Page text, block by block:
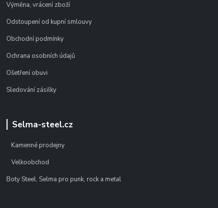
Výměna, vrácení zboží
Odstoupení od kupní smlouvy
Obchodní podmínky
Ochrana osobních údajů
Ošetření obuvi
Sledování zásilky
Selma-steel.cz
Kamenné prodejny
Velkoobchod
Boty Steel, Selma pro punk, rock a metal